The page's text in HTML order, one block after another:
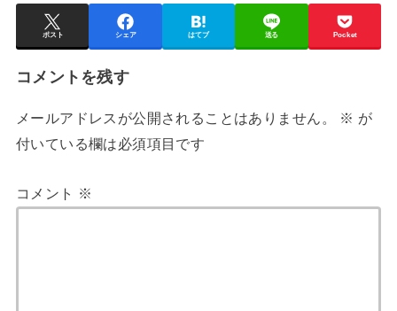
ポスト シェア はてブ 送る Pocket
コメントを残す
メールアドレスが公開されることはありません。 ※ が
付いている欄は必須項目です
コメント ※